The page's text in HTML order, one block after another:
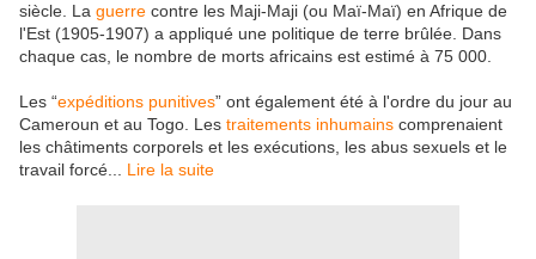
siècle. La guerre contre les Maji-Maji (ou Maï-Maï) en Afrique de
l'Est (1905-1907) a appliqué une politique de terre brûlée. Dans
chaque cas, le nombre de morts africains est estimé à 75 000.
Les “expéditions punitives” ont également été à l'ordre du jour au
Cameroun et au Togo. Les traitements inhumains comprenaient
les châtiments corporels et les exécutions, les abus sexuels et le
travail forcé... Lire la suite